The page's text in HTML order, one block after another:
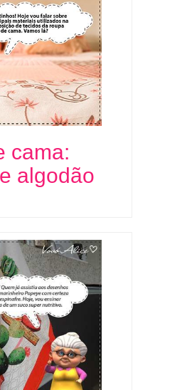
cama:
algodão